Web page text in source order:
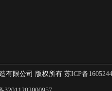
有限公司 版权所有苏ICP备